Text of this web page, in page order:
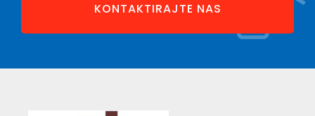
KONTAKTIRAJTE NAS